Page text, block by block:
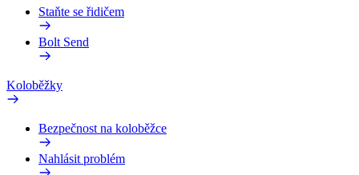
Staňte se řidičem
Bolt Send
Koloběžky
Bezpečnost na koloběžce
Nahlásit problém